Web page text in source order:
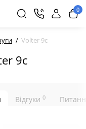
0
Volter 9с
9с
Відгуки 0